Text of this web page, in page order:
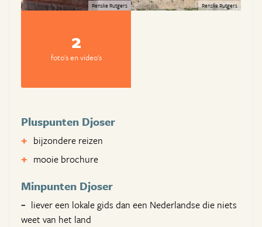
Renske Rutgers Renske Rutgers
2
foto's en video's
Pluspunten Djoser
bijzondere reizen
mooie brochure
Minpunten Djoser
liever een lokale gids dan een Nederlandse die niets
weet van het land